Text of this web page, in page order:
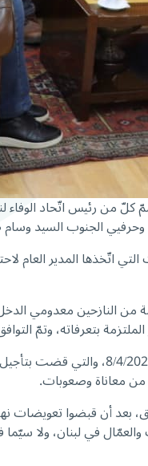
من رئيس اتّحاد
الجنوب السيد وسام
اتّخذها المدير العام
النازحين معدومي
بتعرفاته، وتمّ
معاناة وصعوبات.
بعد أن قبضوا
النقابات والعمّال في